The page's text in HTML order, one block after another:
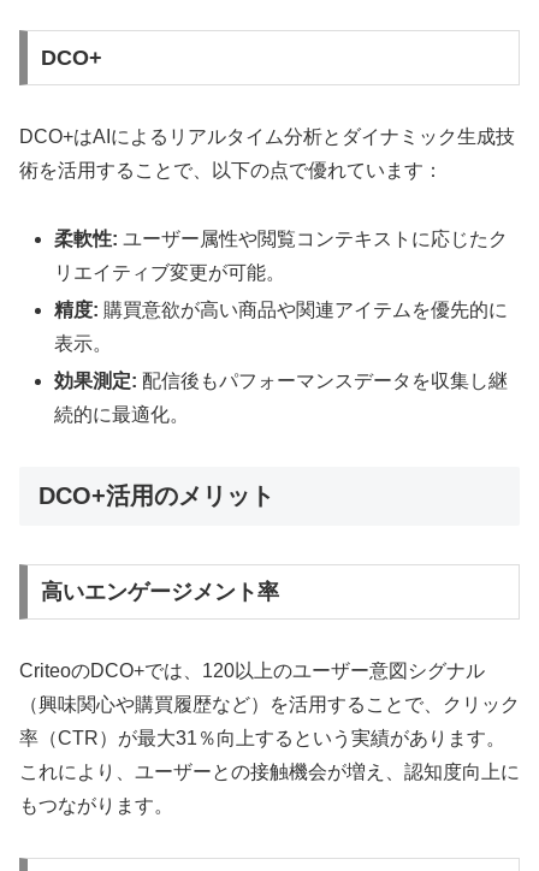
DCO+
DCO+はAIによるリアルタイム分析とダイナミック生成技
術を活用することで、以下の点で優れています：
柔軟性: ユーザー属性や閲覧コンテキストに応じたク
リエイティブ変更が可能。
精度: 購買意欲が高い商品や関連アイテムを優先的に
表示。
効果測定: 配信後もパフォーマンスデータを収集し継
続的に最適化。
DCO+活用のメリット
高いエンゲージメント率
CriteoのDCO+では、120以上のユーザー意図シグナル
（興味関心や購買履歴など）を活用することで、クリック
率（CTR）が最大31％向上するという実績があります。
これにより、ユーザーとの接触機会が増え、認知度向上に
もつながります。